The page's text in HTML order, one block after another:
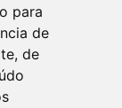
para
de
de